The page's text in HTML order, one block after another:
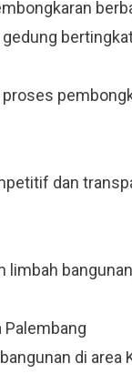
dan
limbah
Palembang
di area